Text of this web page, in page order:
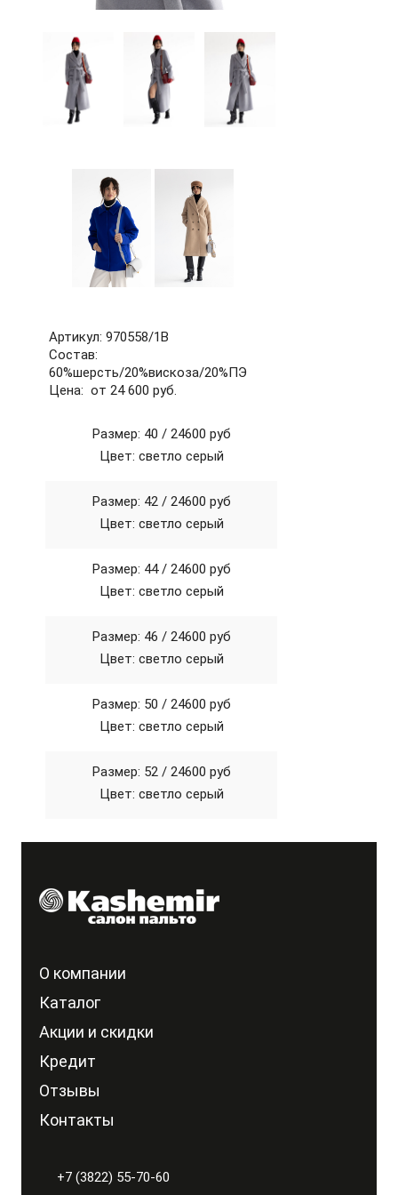
62
64
66
Артикул: 970558/1В
Состав:
60%шерсть/20%вискоза/20%ПЭ
Цена: от 24 600 руб.
Размер: 40 / 24600 руб
Цвет: светло серый
Размер: 42 / 24600 руб
Цвет: светло серый
Размер: 44 / 24600 руб
Цвет: светло серый
Размер: 46 / 24600 руб
Цвет: светло серый
Размер: 50 / 24600 руб
Цвет: светло серый
Размер: 52 / 24600 руб
Цвет: светло серый
О компании
Каталог
Акции и скидки
Кредит
Отзывы
Контакты
+7 (3822) 55-70-60